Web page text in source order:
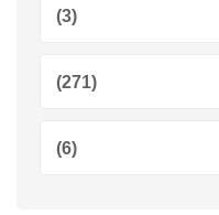
(3)
(271)
(6)